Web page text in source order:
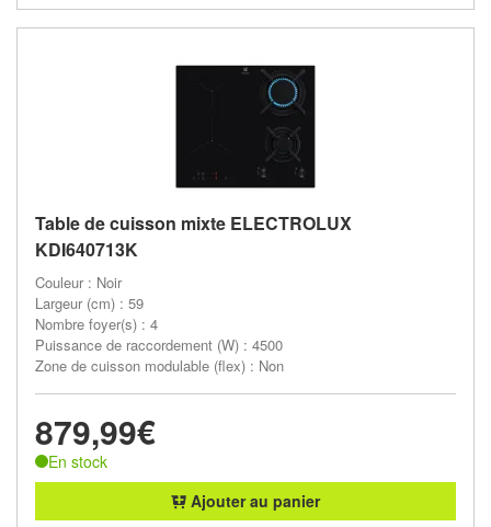
Table de cuisson mixte ELECTROLUX
KDI640713K
Couleur : Noir
Largeur (cm) : 59
Nombre foyer(s) : 4
Puissance de raccordement (W) : 4500
Zone de cuisson modulable (flex) : Non
879,99€
En stock
Ajouter au panier